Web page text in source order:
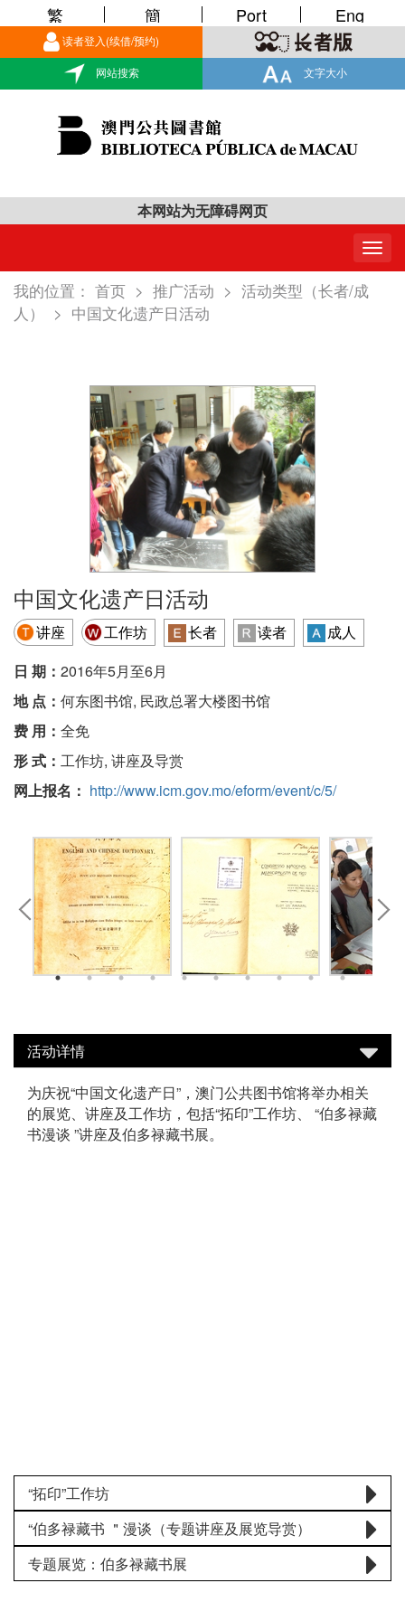
读者登入(续借/预约)
网站搜索 文字大小
繁 簡 Port Eng
本网站为无障碍网页
我的位置： 首页 > 推广活动 > 活动类型（长者/成
人）
> 中国文化遗产日活动
中国文化遗产日活动
讲座 工作坊 长者 读者
成人
日 期： 2016年5月至6月
地 点： 何东图书馆, 民政总署大楼图书馆
费 用： 全免
形 式： 工作坊, 讲座及导赏
网上报名： http://www.icm.gov.mo/eform/event/c/5/
活动详情
为庆祝“中国文化遗产日”，澳门公共图书馆将举办相关
的展览、讲座及工作坊，包括“拓印”工作坊、 “伯多禄藏
书漫谈 ”讲座及伯多禄藏书展。
“拓印”工作坊
“伯多禄藏书 ＂漫谈（专题讲座及展览导赏）
专题展览：伯多禄藏书展